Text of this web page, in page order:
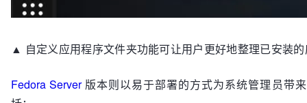
▲ 自定义应用程序文件夹功能可让用户更好地整理已安装
Fedora Server版本则以易于部署的方式为系统管理员带